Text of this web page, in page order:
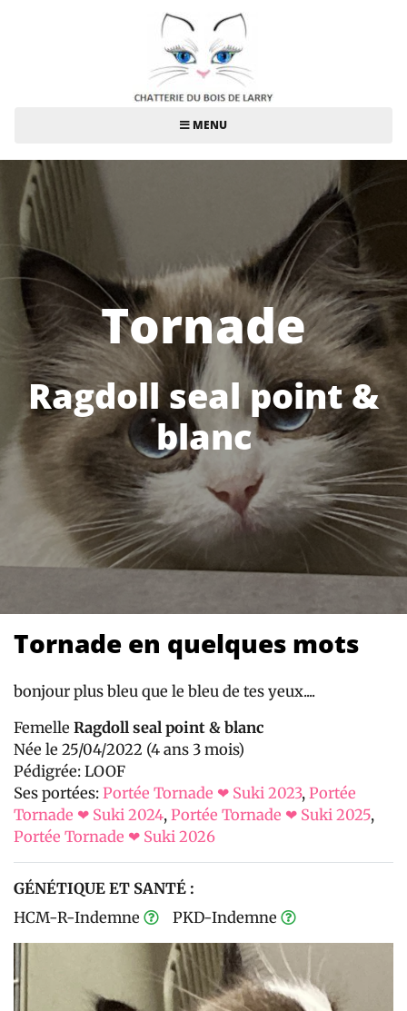
MENU
Tornade
Ragdoll seal point &
blanc
Tornade en quelques mots
bonjour plus bleu que le bleu de tes yeux....
Femelle Ragdoll seal point & blanc
Née le 25/04/2022 (4 ans 3 mois)
Pédigrée: LOOF
Ses portées: Portée Tornade ❤ Suki 2023, Portée
Tornade ❤ Suki 2024, Portée Tornade ❤ Suki 2025,
Portée Tornade ❤ Suki 2026
GÉNÉTIQUE ET SANTÉ :
HCM-R-Indemne
PKD-Indemne